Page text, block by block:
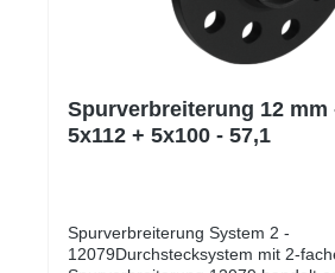
Spurverbreiterung 12 mm
5x112 + 5x100 - 57,1
Spurverbreiterung System 2 -
12079Durchstecksystem mit 2-